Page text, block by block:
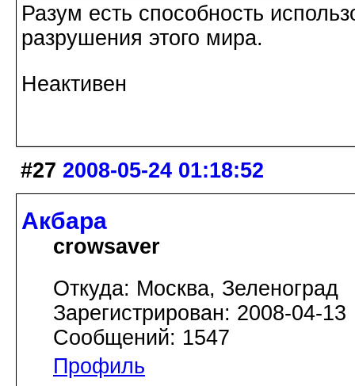
Разум есть способность
разрушения этого мира.
Неактивен
#27 2008-05-24 01:18:52
Акбара
crowsaver
Откуда: Москва, Зеленоград
Зарегистрирован: 2008-04-13
Сообщений: 1547
Профиль